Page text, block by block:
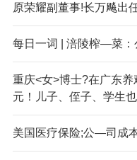
原荣耀副董事!长万飚出
每日一词 | 涪陵榨—菜：
重庆<女>博士?在广东
元！儿子、侄子、学生
美国医疗保险;公—司成